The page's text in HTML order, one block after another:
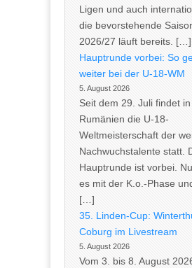
Ligen und auch
die bevorstehende
2026/27 läuft bereits. […]
Hauptrunde vorbei: So
weiter bei der U-18-WM
5. August 2026
Seit dem 29. Juli findet in
Rumänien die U-18-
Weltmeisterschaft der
Nachwuchstalente statt.
Hauptrunde ist vorbei.
es mit der K.o.-Phase
[…]
35. Linden-Cup:
Coburg im Livestream
5. August 2026
Vom 3. bis 8. August